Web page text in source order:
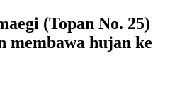
(Topan No. 25)
membawa hujan ke